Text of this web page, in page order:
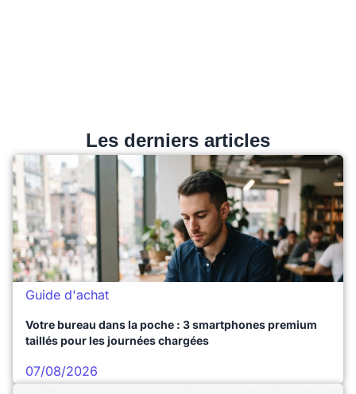
Les derniers articles
Guide d'achat
Votre bureau dans la poche : 3 smartphones premium
taillés pour les journées chargées
07/08/2026